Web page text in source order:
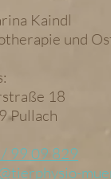
Kaindl
und
18
Pullach
99 09 829